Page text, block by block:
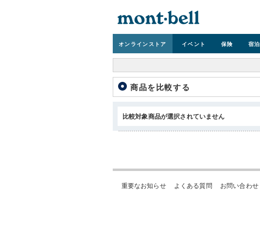
オンラインストア イベント 保険 宿泊
商品を比較する
比較対象商品が選択されていません
重要なお知らせ よくある質問 お問い合わせ